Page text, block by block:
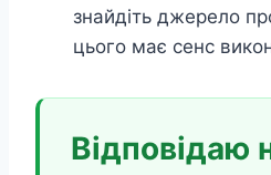
знайдіть джерело
цього має сенс
Відповідаю